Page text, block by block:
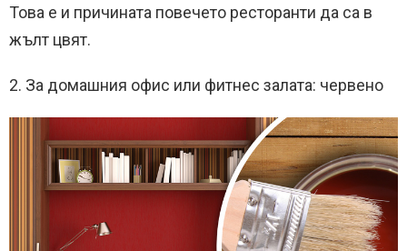
Това е и причината повечето ресторанти да са в
жълт цвят.
2. За домашния офис или фитнес залата: червено